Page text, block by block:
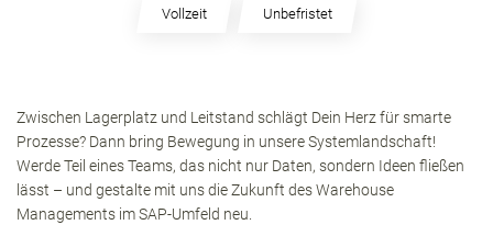
Vollzeit Unbefristet
Zwischen Lagerplatz und Leitstand schlägt Dein Herz für smarte
Prozesse? Dann bring Bewegung in unsere Systemlandschaft!
Werde Teil eines Teams, das nicht nur Daten, sondern Ideen fließen
lässt – und gestalte mit uns die Zukunft des Warehouse
Managements im SAP-Umfeld neu.